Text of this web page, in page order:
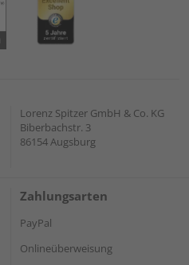
Lorenz Spitzer GmbH & Co. KG
Biberbachstr. 3
86154 Augsburg
Zahlungsarten
PayPal
Onlineüberweisung